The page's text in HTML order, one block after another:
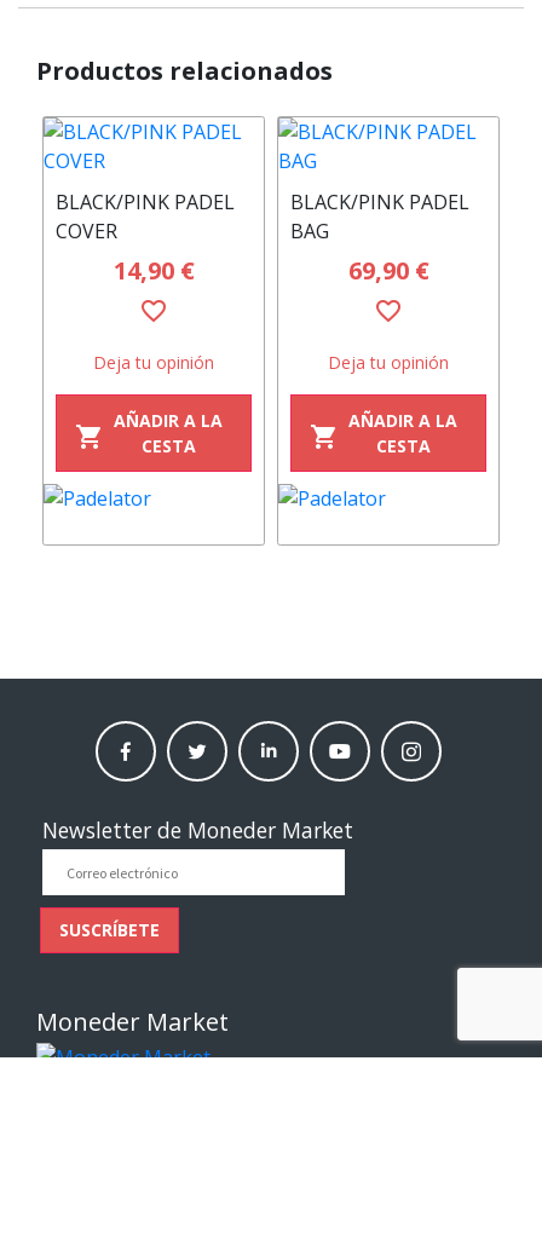
Padelator
Productos relacionados
BLACK/PINK PADEL
COVER
14,90 €
favorite_border
Deja tu opinión
shopping_cart
AÑADIR A LA
CESTA
BLACK/PINK PADEL
BAG
69,90 €
favorite_border
Deja tu opinión
shopping_cart
AÑADIR A LA
CESTA
facebook
moneder
twitter
moneder
linkedin
moneder
Youtube
moneder
instagram
moneder
Newsletter de Moneder Market
Correo
electrónico
SUSCRÍBETE
Moneder Market